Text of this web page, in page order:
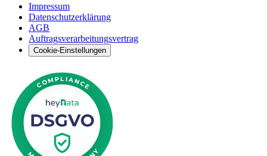
Impressum
Datenschutzerklärung
AGB
Auftragsverarbeitungsvertrag
Cookie-Einstellungen